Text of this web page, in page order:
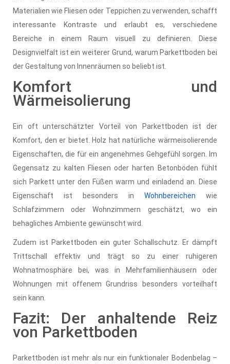
Materialien wie Fliesen oder Teppichen zu verwenden, schafft
interessante Kontraste und erlaubt es, verschiedene
Bereiche in einem Raum visuell zu definieren. Diese
Designvielfalt ist ein weiterer Grund, warum Parkettboden bei
der Gestaltung von Innenräumen so beliebt ist.
Komfort und
Wärmeisolierung
Ein oft unterschätzter Vorteil von Parkettboden ist der
Komfort, den er bietet. Holz hat natürliche wärmeisolierende
Eigenschaften, die für ein angenehmes Gehgefühl sorgen. Im
Gegensatz zu kalten Fliesen oder harten Betonböden fühlt
sich Parkett unter den Füßen warm und einladend an. Diese
Eigenschaft ist besonders in Wohnbereichen wie
Schlafzimmern oder Wohnzimmern geschätzt, wo ein
behagliches Ambiente gewünscht wird.
Zudem ist Parkettboden ein guter Schallschutz. Er dämpft
Trittschall effektiv und trägt so zu einer ruhigeren
Wohnatmosphäre bei, was in Mehrfamilienhäusern oder
Wohnungen mit offenem Grundriss besonders vorteilhaft
sein kann.
Fazit: Der anhaltende Reiz
von Parkettboden
Parkettboden ist mehr als nur ein funktionaler Bodenbelag –